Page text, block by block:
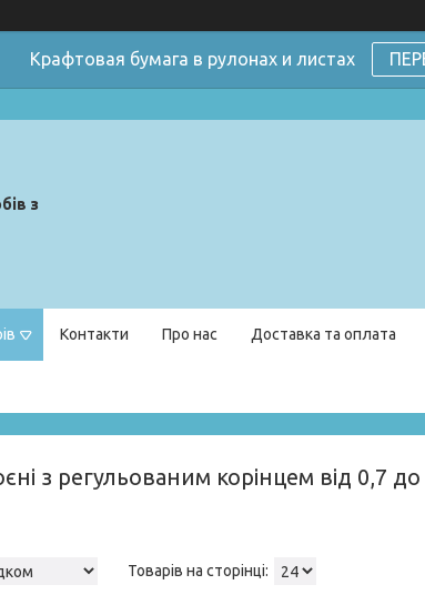
Крафтовая бумага в рулонах и листах
з
Контакти Про нас Доставка та оплата
з регульованим корінцем від 0,7 до